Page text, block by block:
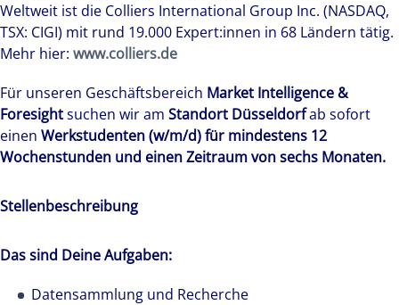
Weltweit ist die Colliers International Group Inc. (NASDAQ,
TSX: CIGI) mit rund 19.000 Expert:innen in 68 Ländern tätig.
Mehr hier: www.colliers.de
Für unseren Geschäftsbereich Market Intelligence &
Foresightsuchen wir am Standort Düsseldorfab sofort
einen Werkstudenten (w/m/d) für mindestens 12
Wochenstunden und einen Zeitraum von sechs Monaten.
Stellenbeschreibung
Das sind Deine Aufgaben:
Datensammlung und Recherche